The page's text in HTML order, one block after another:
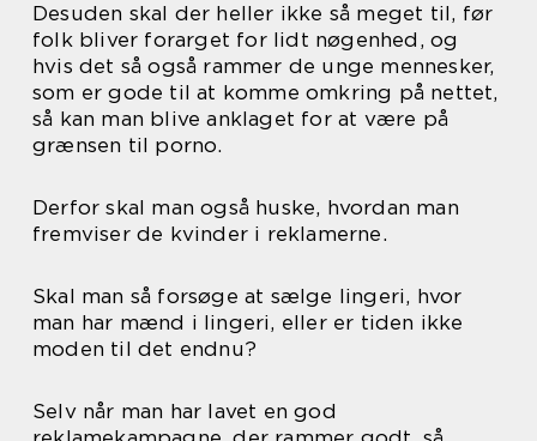
Desuden skal der heller ikke så meget til, før
folk bliver forarget for lidt nøgenhed, og
hvis det så også rammer de unge mennesker,
som er gode til at komme omkring på nettet,
så kan man blive anklaget for at være på
grænsen til porno.
Derfor skal man også huske, hvordan man
fremviser de kvinder i reklamerne.
Skal man så forsøge at sælge lingeri, hvor
man har mænd i lingeri, eller er tiden ikke
moden til det endnu?
Selv når man har lavet en god